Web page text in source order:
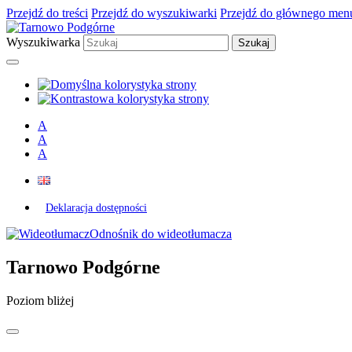
Przejdź do treści Przejdź do wyszukiwarki Przejdź do głównego
Wyszukiwarka
A
A
A
Deklaracja dostępności
Odnośnik do wideotłumacza
Tarnowo Podgórne
Poziom bliżej